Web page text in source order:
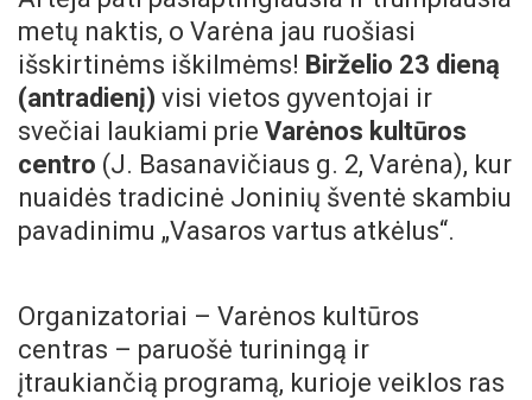
metų naktis, o Varėna jau ruošiasi
išskirtinėms iškilmėms! Birželio 23 dieną
(antradienį) visi vietos gyventojai ir
svečiai laukiami prie Varėnos kultūros
centro (J. Basanavičiaus g. 2, Varėna), kur
nuaidės tradicinė Joninių šventė skambiu
pavadinimu „Vasaros vartus atkėlus“.
Organizatoriai – Varėnos kultūros
centras – paruošė turiningą ir
įtraukiančią programą, kurioje veiklos ras